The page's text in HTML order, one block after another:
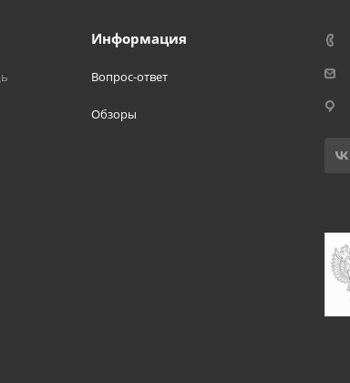
Информация
Вопрос-ответ
Обзоры